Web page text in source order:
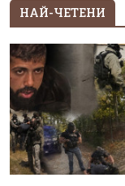
НАЙ-ЧЕТЕНИ